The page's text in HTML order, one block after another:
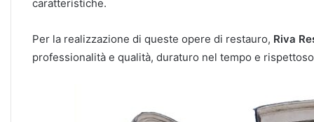
caratteristiche.
Per la realizzazione di queste opere di restauro, Riva
professionalità e qualità, duraturo nel tempo e